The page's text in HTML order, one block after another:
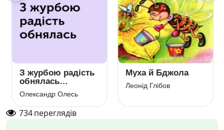
З журбою радість
обнялась…
Олександр Олесь
Муха й Бджола
Леонід Глібов
734переглядів